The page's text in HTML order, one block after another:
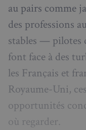
au pairs comme
des professions
stables — pilotes
font face à des
les Français et
Royaume-Uni,
opportunités
où regarder.